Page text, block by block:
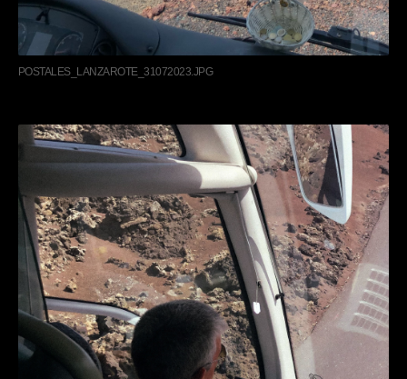
POSTALES_LANZAROTE_31072023.JPG